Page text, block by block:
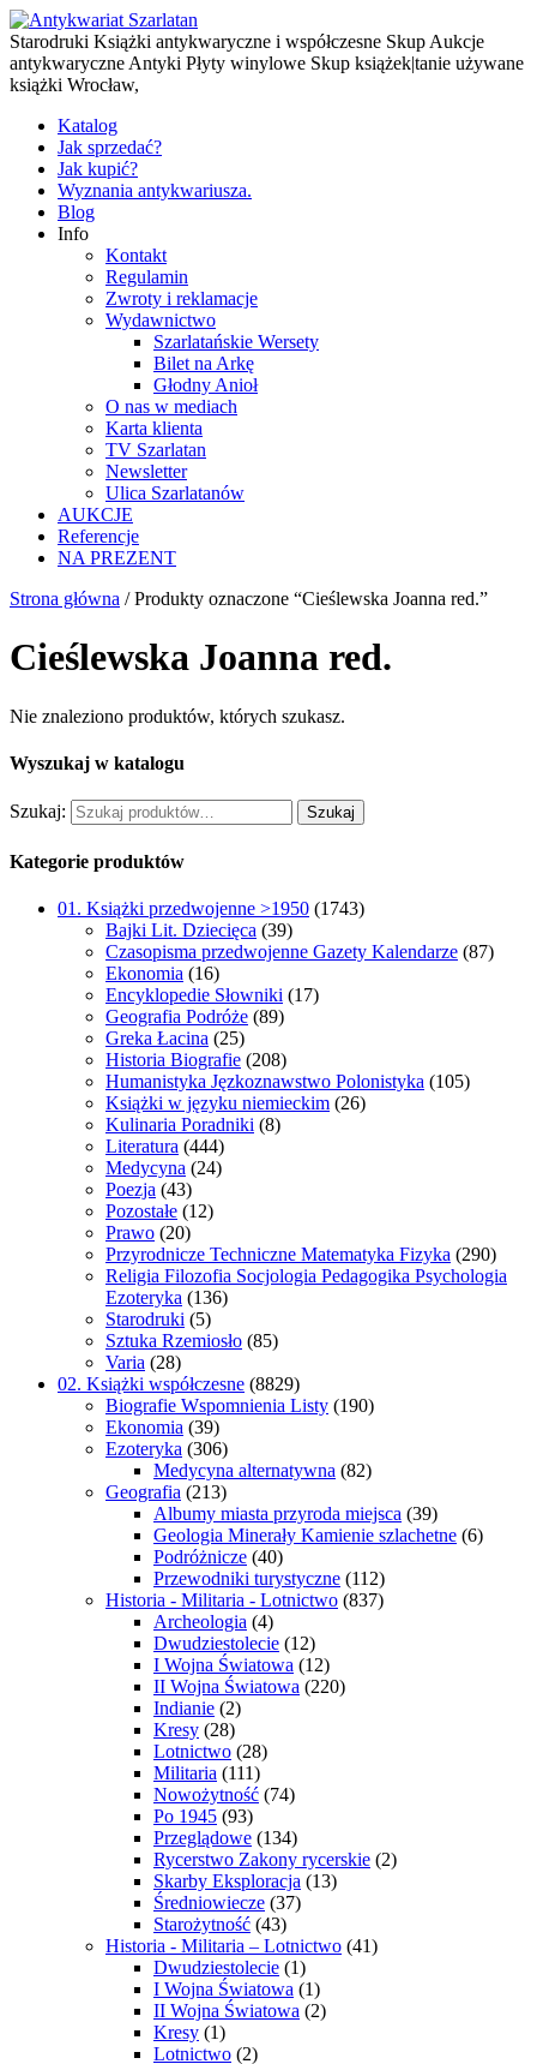
Starodruki Książki antykwaryczne i współczesne Skup Aukcje
antykwaryczne Antyki Płyty winylowe Skup książek|tanie używane
książki Wrocław,
Katalog
Jak sprzedać?
Jak kupić?
Wyznania antykwariusza.
Blog
Info
Kontakt
Regulamin
Zwroty i reklamacje
Wydawnictwo
Szarlatańskie Wersety
Bilet na Arkę
Głodny Anioł
O nas w mediach
Karta klienta
TV Szarlatan
Newsletter
Ulica Szarlatanów
AUKCJE
Referencje
NA PREZENT
Strona główna / Produkty oznaczone “Cieślewska Joanna red.”
Cieślewska Joanna red.
Nie znaleziono produktów, których szukasz.
Wyszukaj w katalogu
Szukaj: Szukaj
Kategorie produktów
01. Książki przedwojenne >1950 (1743)
Bajki Lit. Dziecięca (39)
Czasopisma przedwojenne Gazety Kalendarze (87)
Ekonomia (16)
Encyklopedie Słowniki (17)
Geografia Podróże (89)
Greka Łacina (25)
Historia Biografie (208)
Humanistyka Jęzkoznawstwo Polonistyka (105)
Książki w języku niemieckim (26)
Kulinaria Poradniki (8)
Literatura (444)
Medycyna (24)
Poezja (43)
Pozostałe (12)
Prawo (20)
Przyrodnicze Techniczne Matematyka Fizyka (290)
Religia Filozofia Socjologia Pedagogika Psychologia
Ezoteryka (136)
Starodruki (5)
Sztuka Rzemiosło (85)
Varia (28)
02. Książki współczesne (8829)
Biografie Wspomnienia Listy (190)
Ekonomia (39)
Ezoteryka (306)
Medycyna alternatywna (82)
Geografia (213)
Albumy miasta przyroda miejsca (39)
Geologia Minerały Kamienie szlachetne (6)
Podróżnicze (40)
Przewodniki turystyczne (112)
Historia - Militaria - Lotnictwo (837)
Archeologia (4)
Dwudziestolecie (12)
I Wojna Światowa (12)
II Wojna Światowa (220)
Indianie (2)
Kresy (28)
Lotnictwo (28)
Militaria (111)
Nowożytność (74)
Po 1945 (93)
Przeglądowe (134)
Rycerstwo Zakony rycerskie (2)
Skarby Eksploracja (13)
Średniowiecze (37)
Starożytność (43)
Historia - Militaria – Lotnictwo (41)
Dwudziestolecie (1)
I Wojna Światowa (1)
II Wojna Światowa (2)
Kresy (1)
Lotnictwo (2)